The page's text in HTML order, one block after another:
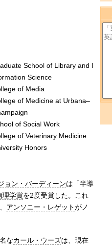
School of Library and I
Science
of Media
of Medicine at Urbana–
of Social Work
of Veterinary Medicine
Honors
ョン・バーディーンは「半導
理学賞を2度受賞した。これ
アンソニー・レゲットがノ
なカール・ウーズは、現在